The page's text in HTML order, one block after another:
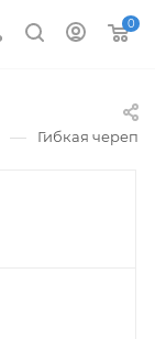
0
— Гибкая